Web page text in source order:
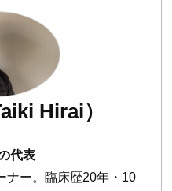
Hirai）
代表
ナー。臨床歴20年・10